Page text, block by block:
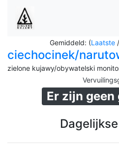
Gemiddeld: (Laatste /
ciechocinek/
zielone kujawy/obywatelski
Er zijn geen